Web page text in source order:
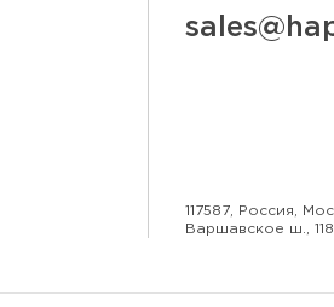
117587, Россия,
Варшавское ш.,